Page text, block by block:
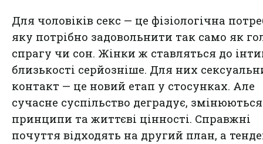
Для чоловіків секс — це фізіологічна
яку потрібно задовольнити так само як
спрагу чи сон. Жінки ж ставляться до
близькості серйозніше. Для них
контакт — це новий етап у стосунках. Але
сучасне суспільство деградує, змінюються
принципи та життєві цінності. Справжні
почуття відходять на другий план, а